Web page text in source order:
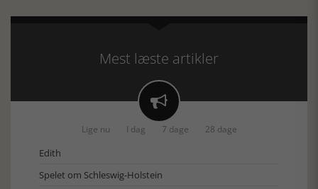
Mest læste artikler

Lige nu I dag 7 dage 28 dage
Edith
Spelet om Schleswig-Holstein